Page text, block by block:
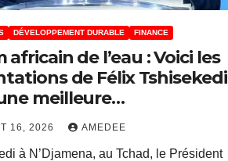
DÉVELOPPEMENT DURABLE FINANCE
africain de l’eau : Voici les
de Félix Tshisekedi
meilleure
des ressources
16, 2026 AMEDEE
à N’Djamena, au Tchad, le Président